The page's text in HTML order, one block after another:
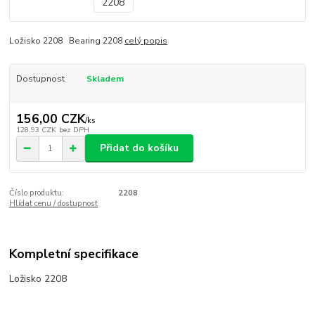
Ložisko 2208 Bearing 2208 celý popis
Dostupnost Skladem
156,00 CZK/ks
128,93 CZK bez DPH
Přidat do košíku
Číslo produktu:
2208
Hlídat cenu / dostupnost
Kompletní specifikace
Ložisko 2208